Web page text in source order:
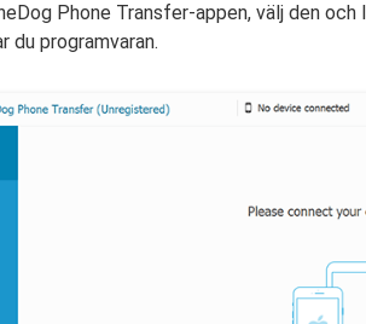
Phone Transfer-appen, välj den och
du programvaran.